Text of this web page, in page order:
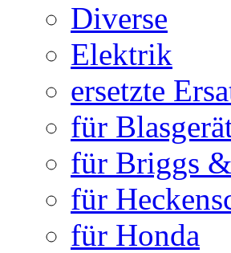
Diverse
Elektrik
ersetzte
für
für Briggs
für
für Honda